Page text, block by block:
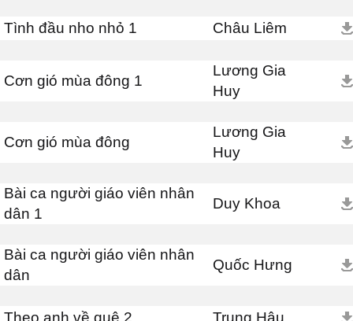
Tình đầu nho nhỏ 1 Châu Liêm
Cơn gió mùa đông 1
Lương Gia
Huy
Cơn gió mùa đông
Lương Gia
Huy
Bài ca người giáo viên nhân
dân 1
Duy Khoa
Bài ca người giáo viên nhân
dân
Quốc Hưng
Theo anh về quê 2 Trung Hậu